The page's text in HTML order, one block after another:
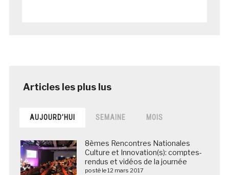
AUJOURD’HUI SEMAINE MOIS
8èmes Rencontres Nationales
Culture et Innovation(s): comptes-
rendus et vidéos de la journée
posté le 12 mars 2017